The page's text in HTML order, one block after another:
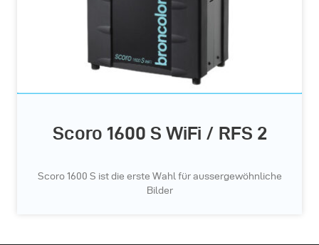
Scoro 1600 S WiFi / RFS 2
Scoro 1600 S ist die erste Wahl für aussergewöhnliche
Bilder